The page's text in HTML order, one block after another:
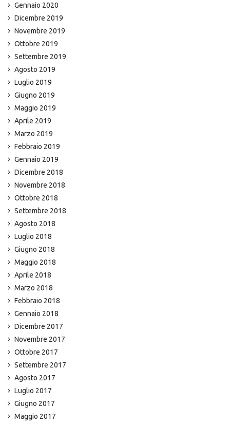
Gennaio 2020
Dicembre 2019
Novembre 2019
Ottobre 2019
Settembre 2019
Agosto 2019
Luglio 2019
Giugno 2019
Maggio 2019
Aprile 2019
Marzo 2019
Febbraio 2019
Gennaio 2019
Dicembre 2018
Novembre 2018
Ottobre 2018
Settembre 2018
Agosto 2018
Luglio 2018
Giugno 2018
Maggio 2018
Aprile 2018
Marzo 2018
Febbraio 2018
Gennaio 2018
Dicembre 2017
Novembre 2017
Ottobre 2017
Settembre 2017
Agosto 2017
Luglio 2017
Giugno 2017
Maggio 2017